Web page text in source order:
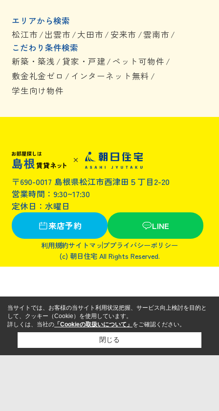
エリアから検索
松江市 / 出雲市 /大田市 / 安来市 /雲南市 /
こだわり条件検索
新築・築浅 / 貸家・戸建/ ペット可物件 /
敷金礼金ゼロ / インターネット無料 /
学生向け物件
〒690-0017 島根県松江市西津田５丁目2-20
営業時間：9:30~17:30
定休日：水曜日
来店予約
LINE
利用規約サイトマッププライバシーポリシー
(c) 朝日住宅 All Rights Reserved.
当サイトでは、お客様の当サイト利用状況把握、サービス向上検討を目的と
して、クッキー（Cookie）を使用しています。
詳しくは、当社の 「Cookieの取扱いについて」 をご確認ください。
閉じる